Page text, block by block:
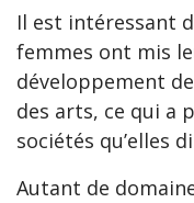
Il est intéressant
femmes ont mis
développement
des arts, ce qui a
sociétés qu’elles
Autant de